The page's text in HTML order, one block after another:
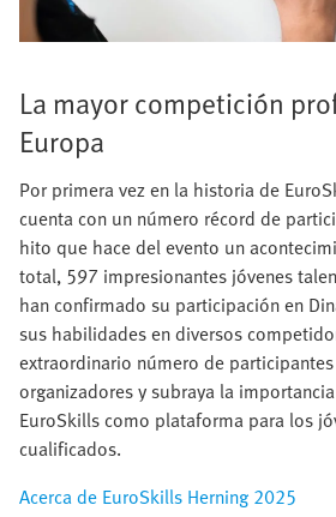
La mayor competición
Europa
Por primera vez en la historia de
cuenta con un número récord de
hito que hace del evento un
total, 597 impresionantes jóvenes
han confirmado su participación en
sus habilidades en diversos
extraordinario número de
organizadores y subraya la
EuroSkills como plataforma para los
cualificados.​
Acerca de EuroSkills Herning 2025